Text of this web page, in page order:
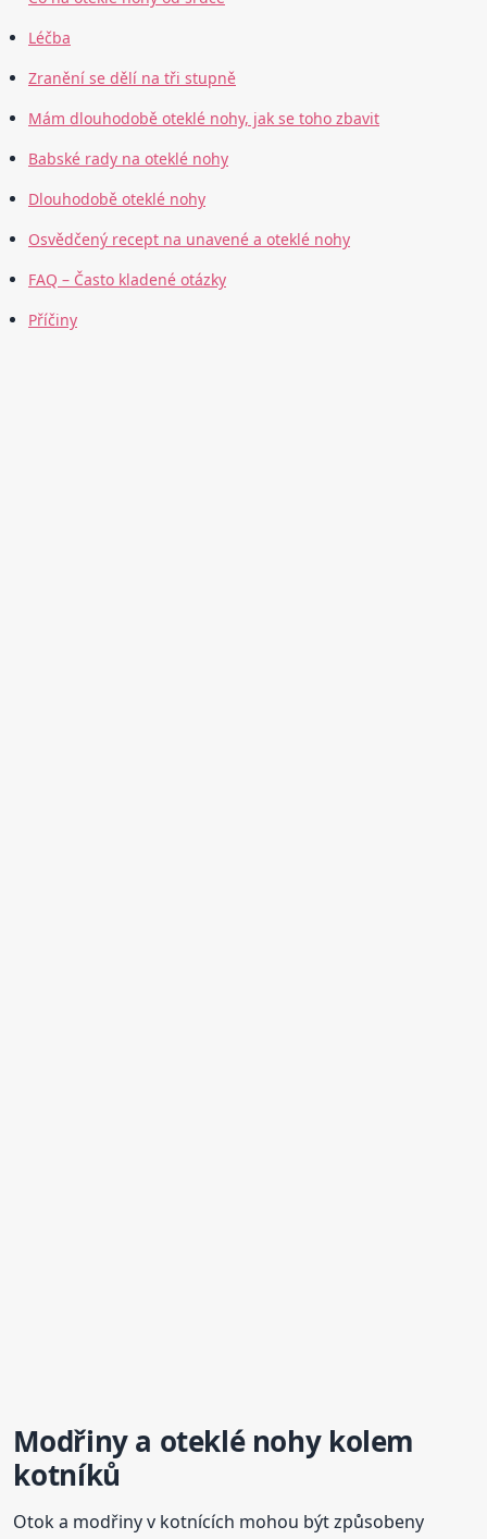
Léčba
Zranění se dělí na tři stupně
Mám dlouhodobě oteklé nohy, jak se toho zbavit
Babské rady na oteklé nohy
Dlouhodobě oteklé nohy
Osvědčený recept na unavené a oteklé nohy
FAQ – Často kladené otázky
Příčiny
Modřiny a oteklé nohy kolem
kotníků
Otok a modřiny v kotnících mohou být způsobeny